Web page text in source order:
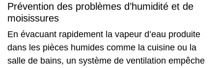
Prévention des problèmes d’humidité et de
moisissures
En évacuant rapidement la vapeur d’eau produite
dans les pièces humides comme la cuisine ou la
salle de bains, un système de ventilation empêche